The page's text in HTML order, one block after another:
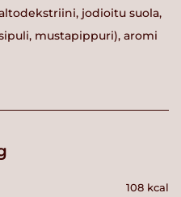
jodioitu suola,
mustapippuri), aromi
108 kcal